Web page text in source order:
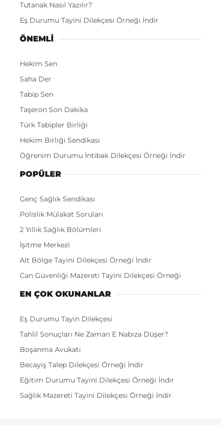
Tutanak Nasıl Yazılır?
Eş Durumu Tayini Dilekçesi Örneği İndir
ÖNEMLI
Hekim Sen
Saha Der
Tabip Sen
Taşeron Son Dakika
Türk Tabipler Birliği
Hekim Birliği Sendikası
Öğrenim Durumu İntibak Dilekçesi Örneği İndir
POPÜLER
Genç Sağlık Sendikası
Polislik Mülakat Soruları
2 Yıllık Sağlık Bölümleri
İşitme Merkezi
Alt Bölge Tayini Dilekçesi Örneği İndir
Can Güvenliği Mazereti Tayini Dilekçesi Örneği
EN ÇOK OKUNANLAR
Eş Durumu Tayin Dilekçesi
Tahlil Sonuçları Ne Zaman E Nabıza Düşer?
Boşanma Avukatı
Becayiş Talep Dilekçesi Örneği İndir
Eğitim Durumu Tayini Dilekçesi Örneği İndir
Sağlık Mazereti Tayini Dilekçesi Örneği İndir